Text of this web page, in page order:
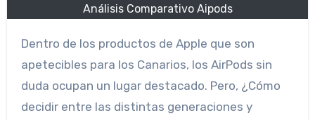
Análisis Comparativo Aipods
Dentro de los productos de Apple que son
apetecibles para los Canarios, los AirPods sin
duda ocupan un lugar destacado. Pero, ¿Cómo
decidir entre las distintas generaciones y